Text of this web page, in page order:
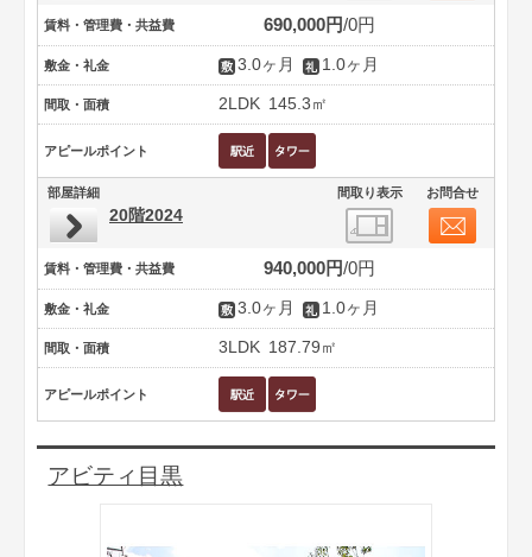
賃料・管理費・共益費 690,000円 0円
敷金・礼金 3.0ヶ月 1.0ヶ月
間取・面積 2LDK 145.3㎡
アピールポイント
部屋詳細 間取り表示 お問合せ
20階2024
賃料・管理費・共益費 940,000円 0円
敷金・礼金 3.0ヶ月 1.0ヶ月
間取・面積 3LDK 187.79㎡
アピールポイント
アビティ目黒